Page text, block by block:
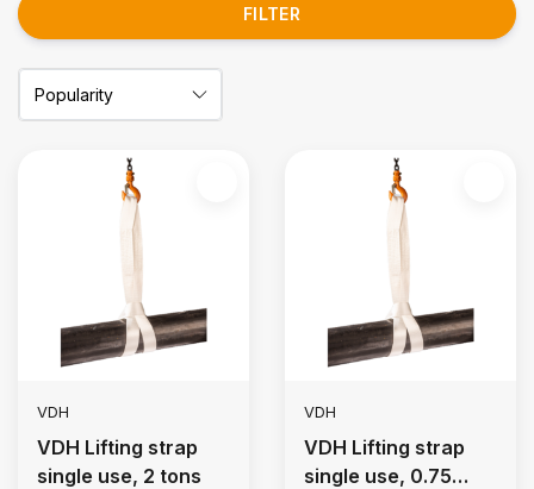
FILTER
VDH
VDH Lifting strap
single use, 2 tons
VDH
VDH Lifting strap
single use, 0.75